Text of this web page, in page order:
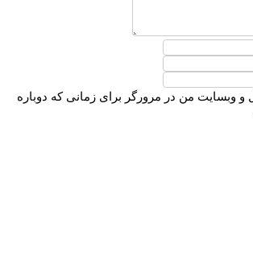
و وبسایت من در مرورگر برای زمانی که دوباره